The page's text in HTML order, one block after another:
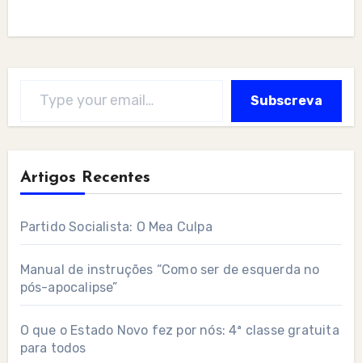
Subscreva
Artigos Recentes
Partido Socialista: O Mea Culpa
Manual de instruções “Como ser de esquerda no
pós-apocalipse”
O que o Estado Novo fez por nós: 4ª classe gratuita
para todos